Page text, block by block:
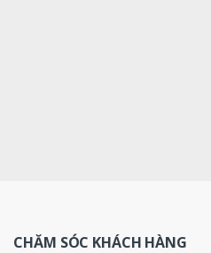
CHĂM SÓC KHÁCH HÀNG